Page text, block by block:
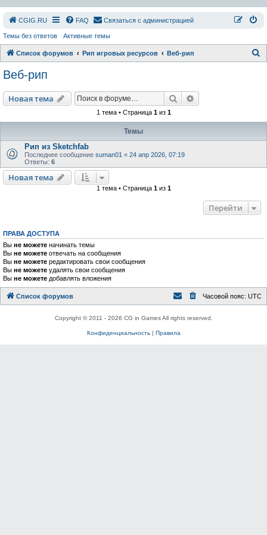
СGIG.RU FAQ Связаться с администрацией
Темы без ответов Активные темы
Список форумов Рип игровых ресурсов Веб-рип
Веб-рип
Новая тема Поиск
1 тема • Страница 1из 1
Темы
Рип из Sketchfab
Последнее сообщение suman01 « 24 апр 2026, 07:19
Ответы: 6
Новая тема
1 тема • Страница 1из 1
Перейти
ПРАВА ДОСТУПА
Вы не можете начинать темы
Вы не можете отвечать на сообщения
Вы не можете редактировать свои сообщения
Вы не можете удалять свои сообщения
Вы не можете добавлять вложения
Список форумов Часовой пояс: UTC
Copyright © 2011 - 2026 CG in Games All rights reserved.
Конфиденциальность| Правила